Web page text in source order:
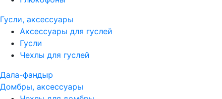
Гусли, аксессуары
Аксессуары для гуслей
Гусли
Чехлы для гуслей
Дала-фандыр
Домбры, аксессуары